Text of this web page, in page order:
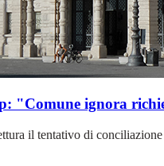
"Comune ignora
il tentativo di